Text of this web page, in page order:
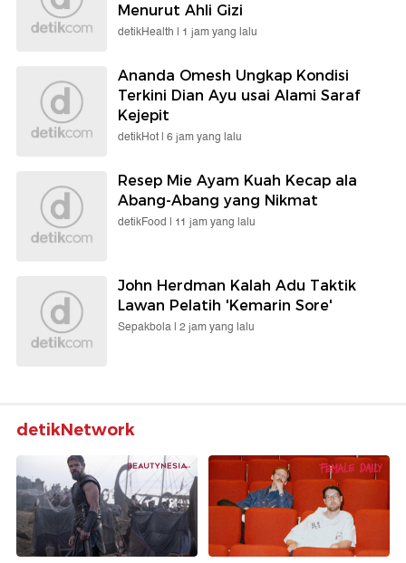
Menurut Ahli Gizi
detikHealth | 1 jam yang lalu
Ananda Omesh Ungkap Kondisi
Terkini Dian Ayu usai Alami Saraf
Kejepit
detikHot | 6 jam yang lalu
Resep Mie Ayam Kuah Kecap ala
Abang-Abang yang Nikmat
detikFood | 11 jam yang lalu
John Herdman Kalah Adu Taktik
Lawan Pelatih 'Kemarin Sore'
Sepakbola | 2 jam yang lalu
detikNetwork